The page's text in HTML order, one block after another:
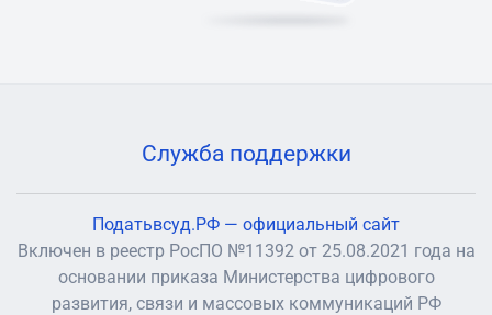
Служба поддержки
Податьвсуд.РФ — официальный сайт
Включен в реестр РосПО №11392 от 25.08.2021 года на
основании приказа Министерства цифрового
развития, связи и массовых коммуникаций РФ